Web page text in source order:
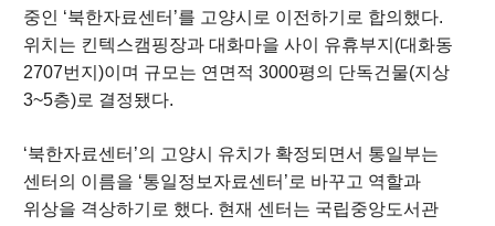
중인 ‘북한자료센터’를 고양시로 이전하기로 합의했다.
위치는 킨텍스캠핑장과 대화마을 사이 유휴부지(대화동
2707번지)이며 규모는 연면적 3000평의 단독건물(지상
3~5층)로 결정됐다.
‘북한자료센터’의 고양시 유치가 확정되면서 통일부는
센터의 이름을 ‘통일정보자료센터’로 바꾸고 역할과
위상을 격상하기로 했다. 현재 센터는 국립중앙도서관